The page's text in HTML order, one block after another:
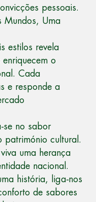
pessoais.
Mundos, Uma
estilos revela
o
Cada
e responde a
se no sabor
património cultural.
uma herança
nacional.
história, liga-nos
de sabores